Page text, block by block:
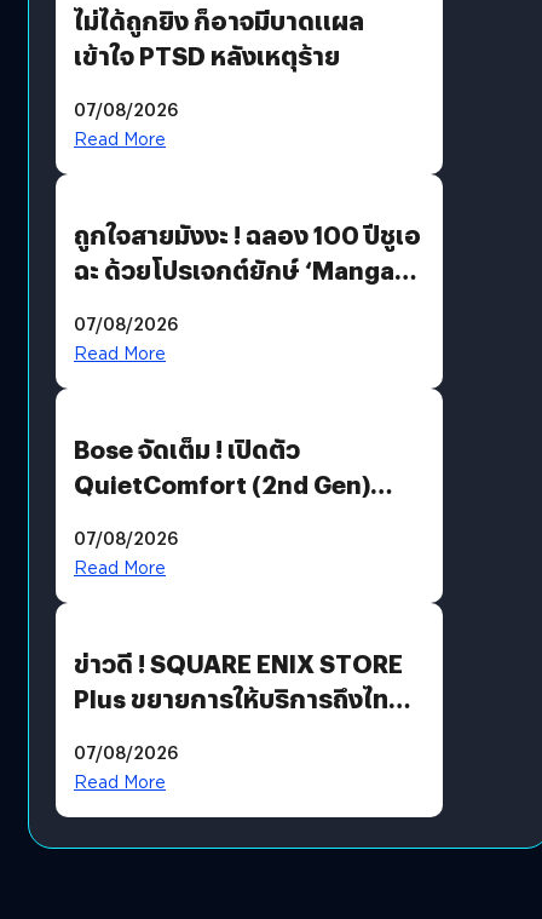
ไม่ได้ถูกยิง ก็อาจมีบาดแผล
เข้าใจ PTSD หลังเหตุร้าย
07/08/2026
Read More
ถูกใจสายมังงะ ! ฉลอง 100 ปีชูเอ
ฉะ ด้วยโปรเจกต์ยักษ์ ‘Manga
มีภาษาไทยด้วย
07/08/2026
Read More
Bose จัดเต็ม ! เปิดตัว
QuietComfort (2nd Gen)
07/08/2026
Read More
ข่าวดี ! SQUARE ENIX STORE
Plus ขยายการให้บริการถึงไทย
โดยตรง
07/08/2026
Read More